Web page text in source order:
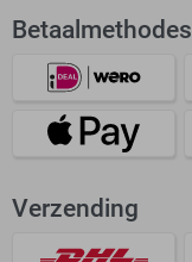
Betaalmethodes
Verzending